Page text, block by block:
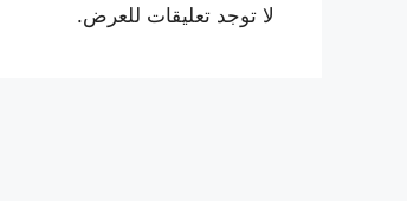
لا توجد تعليقات للعرض.